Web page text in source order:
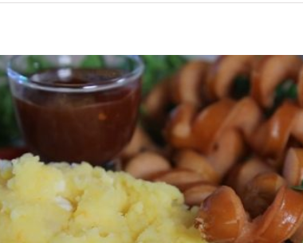
กิจกรรม
คำถาม
ชิง
รางวัล
“ส่ง